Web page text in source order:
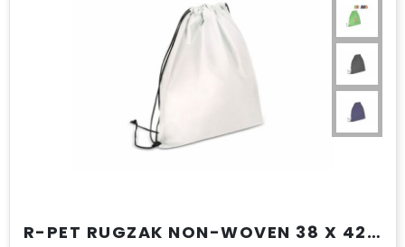
R-PET RUGZAK NON-WOVEN 38 X 42CM 75G/M²